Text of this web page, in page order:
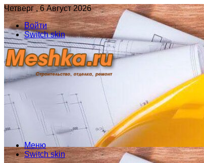
Четверг , 6 Август 2026
Войти
Switch skin
Меню
Switch skin